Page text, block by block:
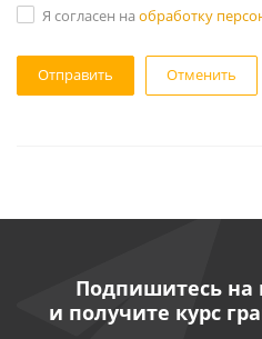
Я согласен на обработку
Отменить
Подпишитесь на
и получите курс